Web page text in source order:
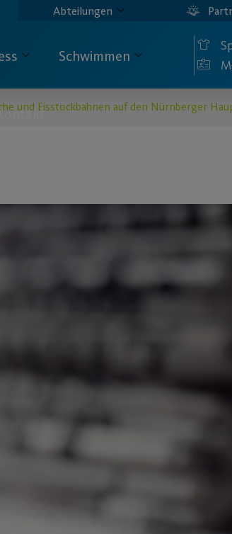
Abteilungen
Schwimmen
und Eisstockbahnen auf den Nürnberger